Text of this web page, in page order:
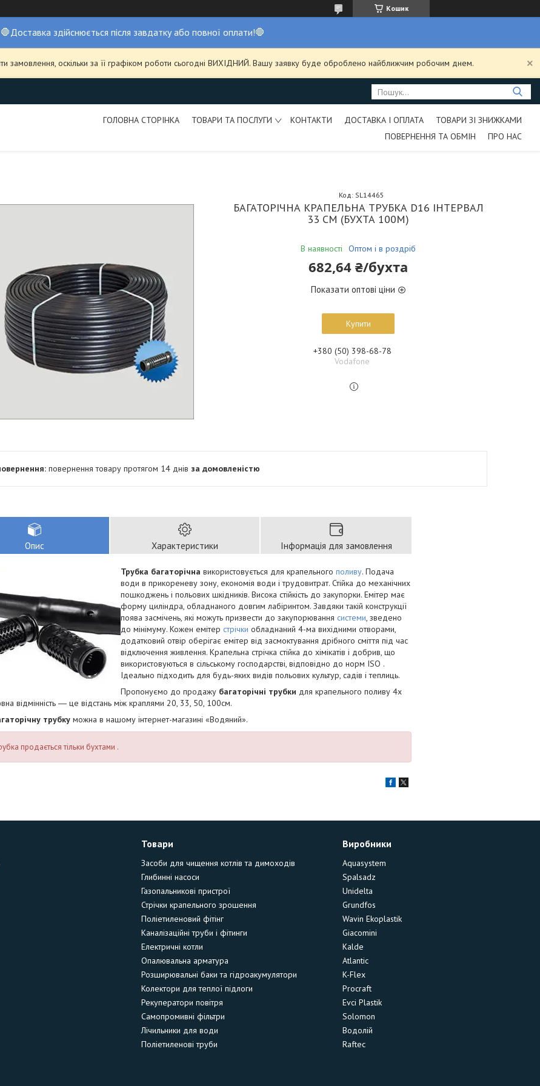
Кошик
🛑Доставка здійснюється після завдатку або повної оплати!🛑
замовлення, оскільки за її графіком роботи сьогодні ВИХІДНИЙ. Вашу заявку буде оброблено найближчим робочим днем.
ГОЛОВНА СТОРІНКА ТОВАРИ ТА ПОСЛУГИ КОНТАКТИ ДОСТАВКА І ОПЛАТА
ТОВАРИ ЗІ ЗНИЖКАМИ
ПОВЕРНЕННЯ ТА ОБМІН
ПРО НАС
БАГАТОРІЧНА КРАПЕЛЬНА ТРУБКА D16 ІНТЕРВАЛ
33 СМ (БУХТА 100М)
В наявності Оптом і в роздріб
Код: SL14465
682,64 ₴/бухта
Показати оптові ціни
Купити
+380 (50) 398-68-78
Vodafone
повернення товару протягом 14 днів за домовленістю
Опис Характеристики Інформація для замовлення
Трубка багаторічна використовується для крапельного поливу. Подача
води в прикореневу зону, економія води і трудовитрат. Стійка до механічних
пошкоджень і польових шкідників. Висока стійкість до закупорки. Емітер має
форму циліндра, обладнаного довгим лабіринтом. Завдяки такій конструкції
поява засмічень, які можуть призвести до закупорювання системи, зведено
до мінімуму. Кожен емітер стрічки обладнаний 4-ма вихідними отворами,
додатковий отвір оберігає емітер від засмоктування дрібного сміття під час
відключення живлення. Крапельна стрічка стійка до хімікатів і добрив, що
використовуються в сільському господарстві, відповідно до норм ISO .
Ідеально підходить для будь-яких видів польових культур, садів і теплиць.
Пропонуємо до продажу багаторічні трубки для крапельного поливу 4х
відмінність ― це відстань між краплями 20, 33, 50, 100см.
трубку можна в нашому інтернет-магазині «Водяний».
продається тільки бухтами .
Товари
Засоби для чищення котлів та димоходів
Глибинні насоси
Газопальникові пристрої
Стрічки крапельного зрошення
Поліетиленовий фітінг
Каналізаційні труби і фітинги
Електричні котли
Опалювальна арматура
Розширювальні баки та гідроакумулятори
Колектори для теплої підлоги
Рекуператори повітря
Самопромивні фільтри
Лічильники для води
Поліетиленові труби
Виробники
Aquasystem
Spalsadz
Unidelta
Grundfos
Wavin Ekoplastik
Giacomini
Kalde
Atlantic
K-Flex
Procraft
Evci Plastik
Solomon
Водолій
Raftec